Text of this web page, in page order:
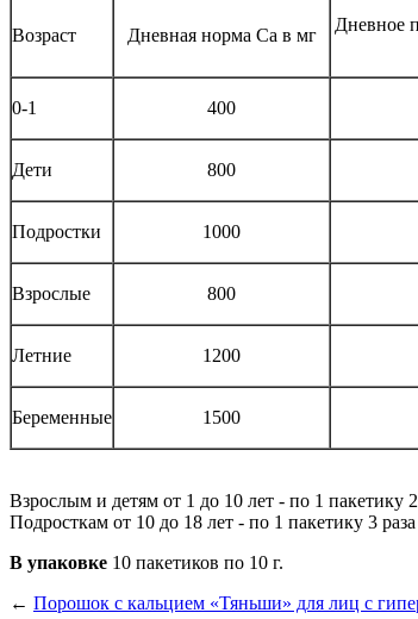
Возраст Дневная норма Са в мг
Дневное
0-1 400
Дети 800
Подростки 1000
Взрослые 800
Летние 1200
Беременные 1500
Взрослым и детям от 1 до 10 лет - по 1 пакетику
Подросткам от 10 до 18 лет - по 1 пакетику 3
В упаковке 10 пакетиков по 10 г.
← Порошок с кальцием «Тяньши» для лиц с